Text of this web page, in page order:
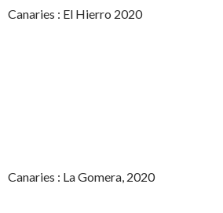
Canaries : El Hierro 2020
Canaries : La Gomera, 2020